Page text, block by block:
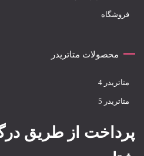
فروشگاه
محصولات متاتریدر
متاتريدر 4
متاتريدر 5
پرداخت از طریق